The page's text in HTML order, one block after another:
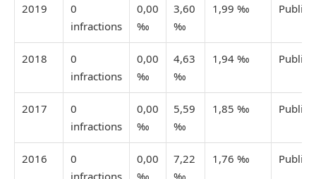
2019
0
infractions
0,00
‰
3,60
‰
1,99 ‰ Publiée
2018
0
infractions
0,00
‰
4,63
‰
1,94 ‰ Publiée
2017
0
infractions
0,00
‰
5,59
‰
1,85 ‰ Publiée
2016
0
infractions
0,00
‰
7,22
‰
1,76 ‰ Publiée